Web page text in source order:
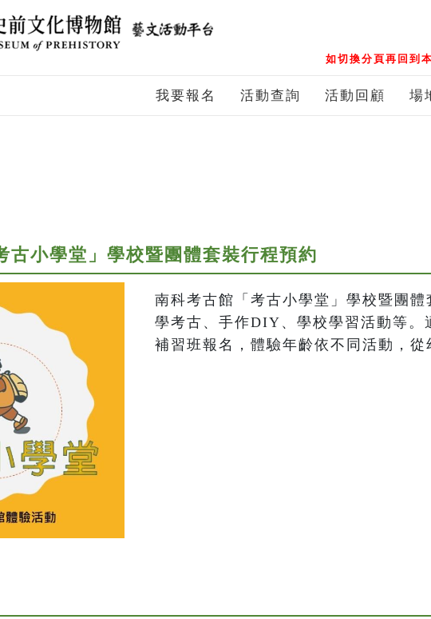
如切換分頁再回到
我要報名 活動查詢 活動回顧 場
古小學堂」學校暨團體套裝行程預約
南科考古館「考古小學堂」學校暨團
學考古、手作DIY、學校學習活動等。
補習班報名，體驗年齡依不同活動，